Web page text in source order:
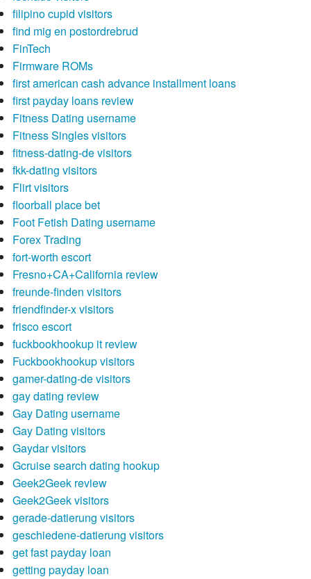
filipino cupid visitors
find mig en postordrebrud
FinTech
Firmware ROMs
first american cash advance installment loans
first payday loans review
Fitness Dating username
Fitness Singles visitors
fitness-dating-de visitors
fkk-dating visitors
Flirt visitors
floorball place bet
Foot Fetish Dating username
Forex Trading
fort-worth escort
Fresno+CA+California review
freunde-finden visitors
friendfinder-x visitors
frisco escort
fuckbookhookup it review
Fuckbookhookup visitors
gamer-dating-de visitors
gay dating review
Gay Dating username
Gay Dating visitors
Gaydar visitors
Gcruise search dating hookup
Geek2Geek review
Geek2Geek visitors
gerade-datierung visitors
geschiedene-datierung visitors
get fast payday loan
getting payday loan